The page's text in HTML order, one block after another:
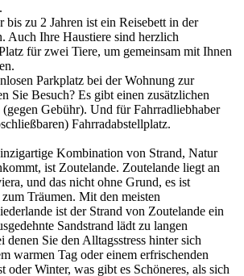
zu 2 Jahren ist ein Reisebett in der
Auch Ihre Haustiere sind herzlich
für zwei Tiere, um gemeinsam mit Ihnen
Parkplatz bei der Wohnung zur
Sie Besuch? Es gibt einen zusätzlichen
Gebühr). Und für Fahrradliebhaber
Fahrradabstellplatz.
Kombination von Strand, Natur
ist Zoutelande. Zoutelande liegt an
und das nicht ohne Grund, es ist
Träumen. Mit den meisten
ist der Strand von Zoutelande ein
Sandstrand lädt zu langen
denen Sie den Alltagsstress hinter sich
warmen Tag oder einem erfrischenden
oder Winter, was gibt es Schöneres, als sich